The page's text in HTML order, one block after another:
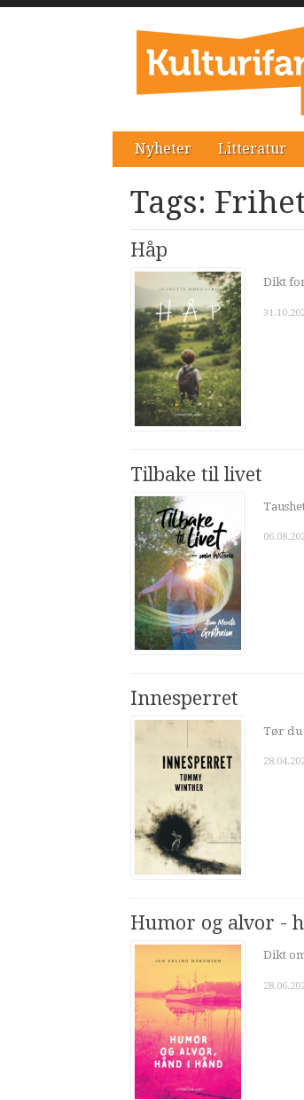
Nyheter Litteratur
Tags:
Håp
Dikt
Tilbake til livet
Innesperret
Tør du
Humor og alvor -
Dikt